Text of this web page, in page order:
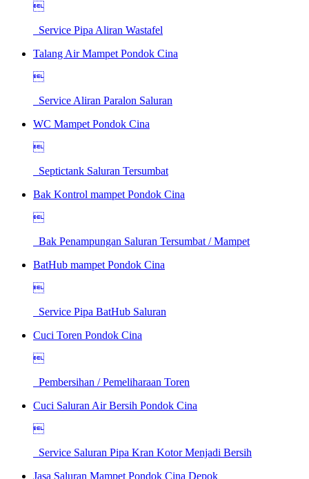

Service Pipa Aliran Wastafel
Talang Air Mampet Pondok Cina

Service Aliran Paralon Saluran
WC Mampet Pondok Cina

Septictank Saluran Tersumbat
Bak Kontrol mampet Pondok Cina

Bak Penampungan Saluran Tersumbat / Mampet
BatHub mampet Pondok Cina

Service Pipa BatHub Saluran
Cuci Toren Pondok Cina

Pembersihan / Pemeliharaan Toren
Cuci Saluran Air Bersih Pondok Cina

Service Saluran Pipa Kran Kotor Menjadi Bersih
Jasa Saluran Mampet Pondok Cina Depok